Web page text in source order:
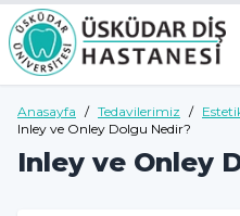
Anasayfa / Tedavilerimiz /
Inley ve Onley Dolgu Nedir?
Inley ve Onley